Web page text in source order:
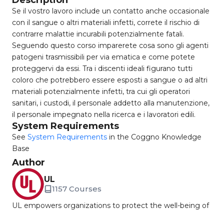
Se il vostro lavoro include un contatto anche occasionale
con il sangue o altri materiali infetti, correte il rischio di
contrarre malattie incurabili potenzialmente fatali.
Seguendo questo corso imparerete cosa sono gli agenti
patogeni trasmissibili per via ematica e come potete
proteggervi da essi. Tra i discenti ideali figurano tutti
coloro che potrebbero essere esposti a sangue o ad altri
materiali potenzialmente infetti, tra cui gli operatori
sanitari, i custodi, il personale addetto alla manutenzione,
il personale impegnato nella ricerca e i lavoratori edili.
System Requirements
See System Requirements in the Coggno Knowledge
Base
Author
UL
1157 Courses
UL empowers organizations to protect the well-being of